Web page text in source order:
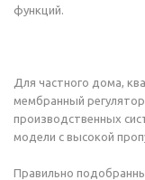
функций.
Для частного дома,
мембранный
производственных
модели с высокой
Правильно